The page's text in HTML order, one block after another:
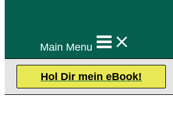
Main Menu
Hol Dir mein eBook!